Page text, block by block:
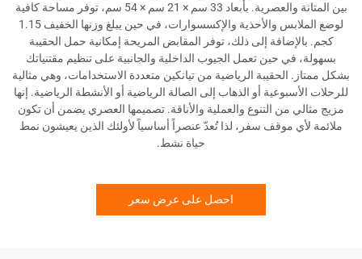
بين المتانة والعصرية. بأبعاد 33 سم × 21 سم × 54 سم، توفر مساحة كافية
لوضع الملابس والأحذية والإكسسوارات، في حين يبلغ وزنها الخفيف 1.15
إلى ذلك، توفر المقابض المريحة إمكانية حمل الحقيبة
حين تعمل الجيوب الداخلية والجانبية على تنظيم مقتنياتك
الرياضية من تيانكين متعددة الاستخدامات، وهي مثالية
أو الذهاب إلى الصالة الرياضية أو الأنشطة الرياضية. إنها
من التنوع والعملية والأناقة. تصميمها العصري يضمن أن تكون
موقف سفر، لذا تُعدّ عنصراً أساسياً لأولئك الذين يعيشون نمط
احصل على عرض سعر